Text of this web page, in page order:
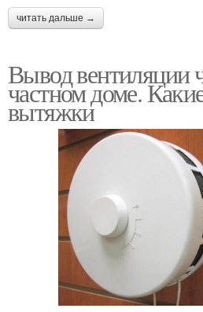
читать дальше →
Вывод вентиляции
частном доме.
вытяжки